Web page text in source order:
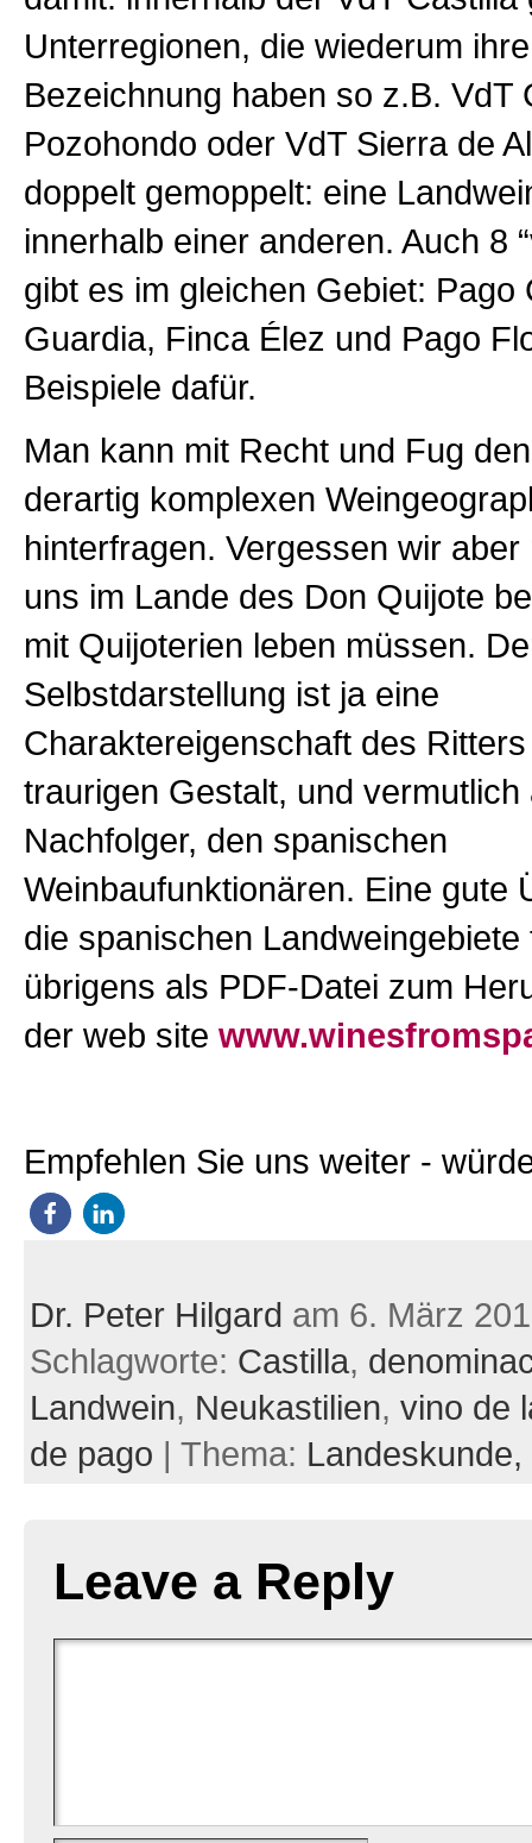
Unterregionen, die wiederum
Bezeichnung haben so z.B. VdT
Pozohondo oder VdT Sierra de
doppelt gemoppelt: eine
innerhalb einer anderen. Auch 8
gibt es im gleichen Gebiet: Pago
Guardia, Finca Élez und Pago
Beispiele dafür.
Man kann mit Recht und Fug
derartig komplexen
hinterfragen. Vergessen wir
uns im Lande des Don Quijote
mit Quijoterien leben müssen.
Selbstdarstellung ist ja eine
Charaktereigenschaft des
traurigen Gestalt, und vermutlich
Nachfolger, den spanischen
Weinbaufunktionären. Eine gute
die spanischen Landweingebiete
übrigens als PDF-Datei zum
der web site
Empfehlen Sie uns weiter -
Dr. Peter Hilgard am 6. März
Schlagworte: Castilla,
Landwein, Neukastilien, vino de
de pago | Thema: Landeskunde,
Leave a Reply